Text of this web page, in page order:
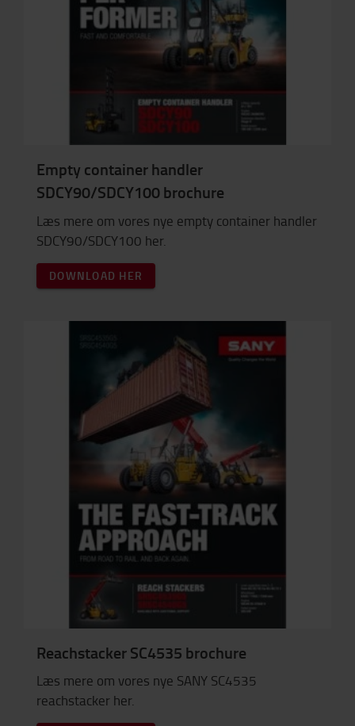
Empty container handler
SDCY90/SDCY100 brochure
Læs mere om vores nye empty container handler
SDCY90/SDCY100 her.
DOWNLOAD HER
Reachstacker SC4535 brochure
Læs mere om vores nye SANY SC4535
reachstacker her.